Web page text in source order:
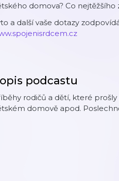
domova? Co nejtěžšího
a další vaše dotazy
podcastu
rodičů a dětí, které
domově apod.